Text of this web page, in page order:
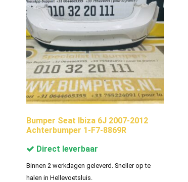
Bumper Seat Ibiza 6J 2007-2012
Achterbumper 1-F7-8869R
Direct leverbaar
Binnen 2 werkdagen geleverd. Sneller op te
halen in Hellevoetsluis.